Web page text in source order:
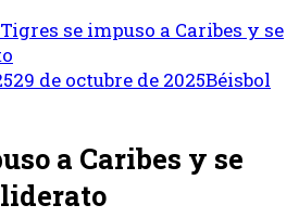
Tigres se impuso a Caribes y se
29 de octubre de 2025Béisbol
a Caribes y se